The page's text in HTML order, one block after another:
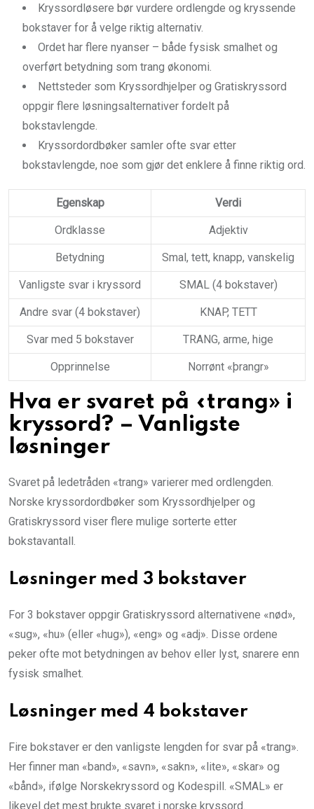
Kryssordløsere bør vurdere ordlengde og kryssende
bokstaver for å velge riktig alternativ.
Ordet har flere nyanser – både fysisk smalhet og
overført betydning som trang økonomi.
Nettsteder som Kryssordhjelper og Gratiskryssord
oppgir flere løsningsalternativer fordelt på
bokstavlengde.
Kryssordordbøker samler ofte svar etter
bokstavlengde, noe som gjør det enklere å finne riktig ord.
Egenskap Verdi
Ordklasse Adjektiv
Betydning Smal, tett, knapp, vanskelig
Vanligste svar i kryssord SMAL (4 bokstaver)
Andre svar (4 bokstaver) KNAP, TETT
Svar med 5 bokstaver TRANG, arme, hige
Opprinnelse Norrønt «þrangr»
Hva er svaret på «trang» i
kryssord? – Vanligste
løsninger
Svaret på ledetråden «trang» varierer med ordlengden.
Norske kryssordordbøker som Kryssordhjelper og
Gratiskryssord viser flere mulige sorterte etter
bokstavantall.
Løsninger med 3 bokstaver
For 3 bokstaver oppgir Gratiskryssord alternativene «nød»,
«sug», «hu» (eller «hug»), «eng» og «adj». Disse ordene
peker ofte mot betydningen av behov eller lyst, snarere enn
fysisk smalhet.
Løsninger med 4 bokstaver
Fire bokstaver er den vanligste lengden for svar på «trang».
Her finner man «band», «savn», «sakn», «lite», «skar» og
«bånd», ifølge Norskekryssord og Kodespill. «SMAL» er
likevel det mest brukte svaret i norske kryssord.